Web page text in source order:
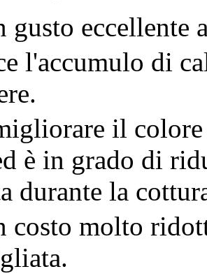
gusto eccellente
l'accumulo di
il
è in grado di
durante la
costo molto